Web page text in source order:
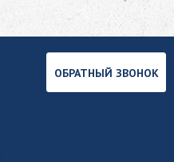
ОБРАТНЫЙ ЗВОНОК